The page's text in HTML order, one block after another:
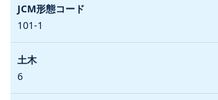
101-1
6